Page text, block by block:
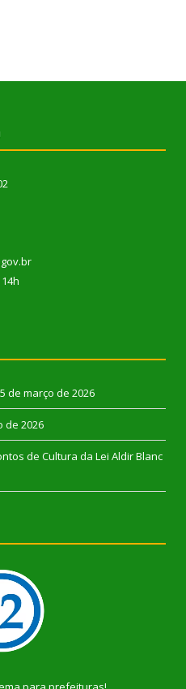
de março de 2026
de 2026
de Cultura da Lei Aldir Blanc